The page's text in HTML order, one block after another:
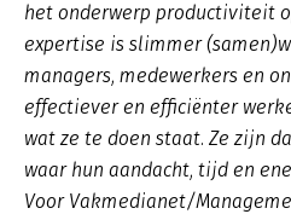
het onderwerp productiviteit
expertise is slimmer
managers, medewerkers en
effectiever en efficiënter
wat ze te doen staat. Ze zijn
waar hun aandacht, tijd en
Voor Vakmedianet/